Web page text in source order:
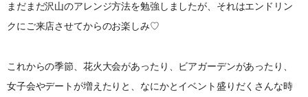
まだまだ沢山のアレンジ方法を勉強しましたが、それはエンドリン
クにご来店させてからのお楽しみ♡
これからの季節、花火大会があったり、ビアガーデンがあったり、
女子会やデートが増えたりと、なにかとイベント盛りだくさんな時